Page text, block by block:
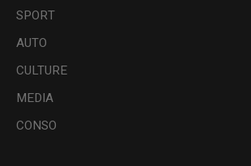
SPORT
AUTO
CULTURE
MEDIA
CONSO